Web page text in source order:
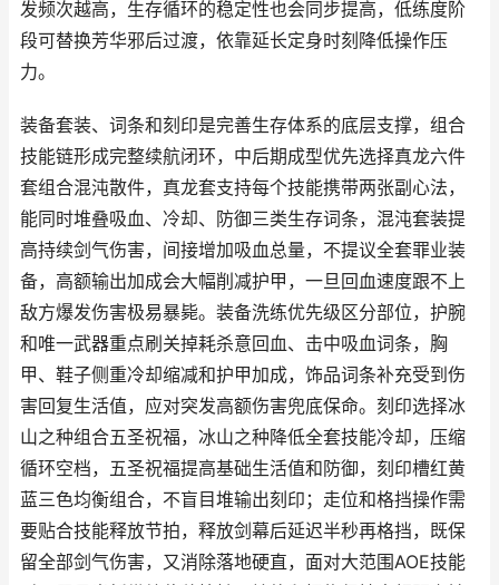
发频次越高，生存循环的稳定性也会同步提高，低练度阶
段可替换芳华邪后过渡，依靠延长定身时刻降低操作压
力。
装备套装、词条和刻印是完善生存体系的底层支撑，组合
技能链形成完整续航闭环，中后期成型优先选择真龙六件
套组合混沌散件，真龙套支持每个技能携带两张副心法，
能同时堆叠吸血、冷却、防御三类生存词条，混沌套装提
高持续剑气伤害，间接增加吸血总量，不提议全套罪业装
备，高额输出加成会大幅削减护甲，一旦回血速度跟不上
敌方爆发伤害极易暴毙。装备洗练优先级区分部位，护腕
和唯一武器重点刷关掉耗杀意回血、击中吸血词条，胸
甲、鞋子侧重冷却缩减和护甲加成，饰品词条补充受到伤
害回复生活值，应对突发高额伤害兜底保命。刻印选择冰
山之种组合五圣祝福，冰山之种降低全套技能冷却，压缩
循环空档，五圣祝福提高基础生活值和防御，刻印槽红黄
蓝三色均衡组合，不盲目堆输出刻印；走位和格挡操作需
要贴合技能释放节拍，释放剑幕后延迟半秒再格挡，既保
留全部剑气伤害，又消除落地硬直，面对大范围AOE技能